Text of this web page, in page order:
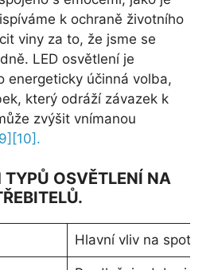
k ochraně životního
viny za to, že jsme se
LED osvětlení je
energeticky účinná volba,
který odráží závazek k
zvýšit vnímanou
[10].
OSVĚTLENÍ NA
Hlavní vliv na